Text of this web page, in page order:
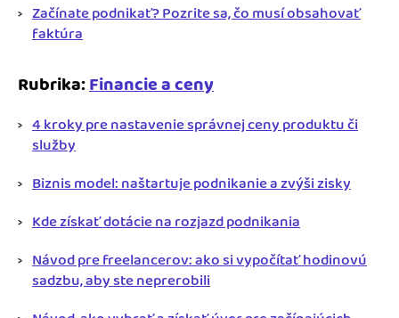
Začínate podnikať? Pozrite sa, čo musí obsahovať
faktúra
Rubrika:Financie a ceny
4 kroky pre nastavenie správnej ceny produktu či
služby
Biznis model: naštartuje podnikanie a zvýši zisky
Kde získať dotácie na rozjazd podnikania
Návod pre freelancerov: ako si vypočítať hodinovú
sadzbu, aby ste neprerobili